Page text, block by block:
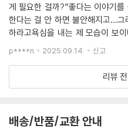
게 필요한 걸까?”좋다는 이야기
한다는 걸 안 하면 불안해지고…
하라고욕심을 내는 제 모습이 보
와닿았던 건,부모가 흔들리지 않으
이었어요.특히
p****n 2025.09.14. 신고
리뷰
배송/반품/교환 안내